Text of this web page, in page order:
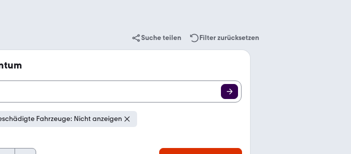
Suche teilen Filter zurücksetzen
Fahrzeuge: Nicht anzeigen